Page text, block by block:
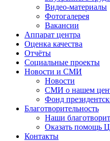
Видео-материалы
Фотогалерея
Вакансии
Аппарат центра
Оценка качества
Отчёты
Социальные проекты
Новости и СМИ
Новости
СМИ о нашем
Фонд
Благотворительность
Наши
Оказать помощь
Контакты